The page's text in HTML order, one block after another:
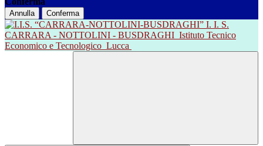
Annulla Conferma
I. I. S.
CARRARA - NOTTOLINI - BUSDRAGHI Istituto Tecnico
Economico e Tecnologico Lucca